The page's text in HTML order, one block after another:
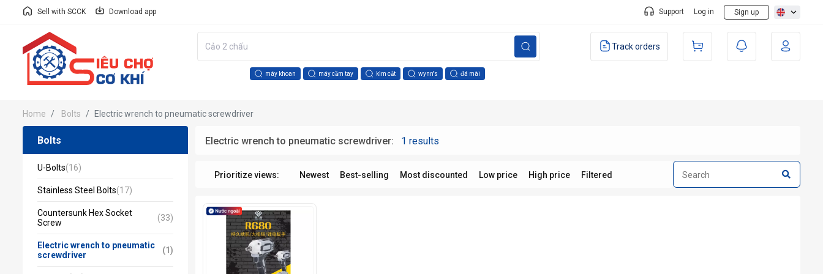
Sell with SCCK Download app Support Log in Sign up
máy khoan máy cầm tay kìm cắt wynn's đá mài
Track orders
Home Bolts Electric wrench to pneumatic screwdriver
Bolts
U-Bolts(16)
Stainless Steel Bolts(17)
Countersunk Hex Socket
Screw
(33)
Electric wrench to pneumatic
screwdriver
(1)
Electric wrench to pneumatic screwdriver: 1 results
Prioritize views: Newest Best-selling Most discounted Low price High price Filtered